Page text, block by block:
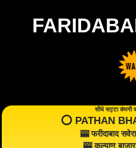
सीधे सट्टा कंपनी
⭕️ PATHAN
🎰 फरीदाबाद
🎰 कल्याण